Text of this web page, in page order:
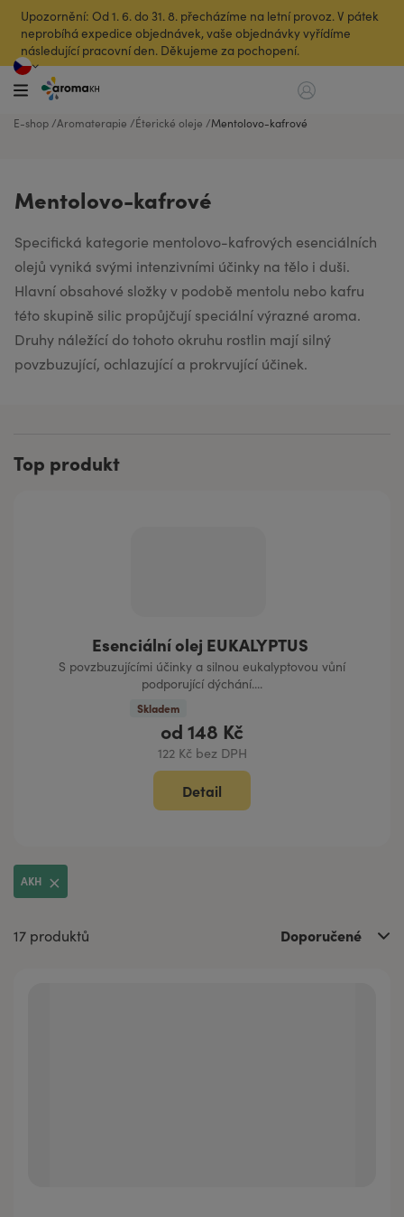
Upozornění: Od 1. 6. do 31. 8. přecházíme na letní provoz. V pátek
neprobíhá expedice objednávek, vaše objednávky vyřídíme
následující pracovní den. Děkujeme za pochopení.
E-shop Aromaterapie Éterické oleje Mentolovo-kafrové
Mentolovo-kafrové
Specifická kategorie mentolovo-kafrových esenciálních
olejů vyniká svými intenzivními účinky na tělo i duši.
Hlavní obsahové složky v podobě mentolu nebo kafru
této skupině silic propůjčují speciální výrazné aroma.
Druhy náležící do tohoto okruhu rostlin mají silný
povzbuzující, ochlazující a prokrvující účinek.
Top produkt
Esenciální olej EUKALYPTUS
S povzbuzujícími účinky a silnou eukalyptovou vůní
podporující dýchání....
Skladem
od148 Kč
122 Kč bez DPH
Detail
AKH
17 produktů Doporučené